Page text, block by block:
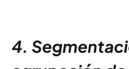
4.